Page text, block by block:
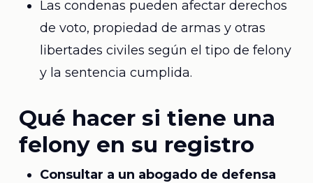
Las condenas pueden afectar derechos
de voto, propiedad de armas y otras
libertades civiles según el tipo de felony
y la sentencia cumplida.
Qué hacer si tiene una
felony en su registro
Consultar a un abogado de defensa